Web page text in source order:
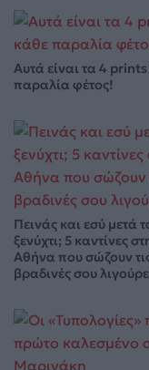
Αυτά είναι τα 4
παραλία φέτος!
Πεινάς και εσύ μετά
ξενύχτι; 5 καντίνες
Αθήνα που σώζουν
βραδινές σου